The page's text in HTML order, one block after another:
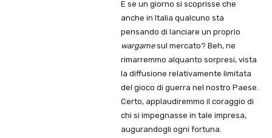
E se un giorno si scoprisse che
anche in Italia qualcuno sta
pensando di lanciare un proprio
wargamesul mercato? Beh, ne
rimarremmo alquanto sorpresi, vista
la diffusione relativamente limitata
del gioco di guerra nel nostro Paese.
Certo, applaudiremmo il coraggio di
chi si impegnasse in tale impresa,
augurandogli ogni fortuna.